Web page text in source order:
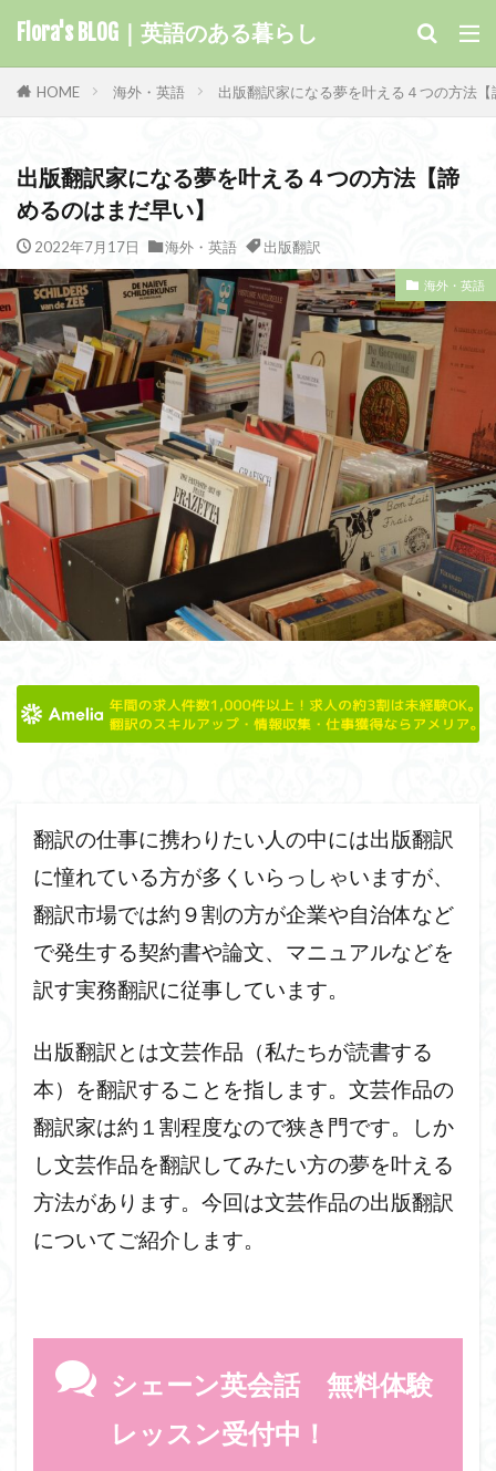
Flora's BLOG｜英語のある暮らし
HOME 海外・英語 出版翻訳家になる夢を叶える４つの方法
出版翻訳家になる夢を叶える４つの方法【諦
めるのはまだ早い】
2022年7月17日 海外・英語 出版翻訳
海外・英語
翻訳の仕事に携わりたい人の中には出版翻訳
に憧れている方が多くいらっしゃいますが、
翻訳市場では約９割の方が企業や自治体など
で発生する契約書や論文、マニュアルなどを
訳す実務翻訳に従事しています。
出版翻訳とは文芸作品（私たちが読書する
本）を翻訳することを指します。文芸作品の
翻訳家は約１割程度なので狭き門です。しか
し文芸作品を翻訳してみたい方の夢を叶える
方法があります。今回は文芸作品の出版翻訳
についてご紹介します。
シェーン英会話 無料体験
レッスン受付中！
カテゴリー
タグ
Kindle 学習 洋楽 歴史
映像翻訳
日英翻訳 旅の仲間 文豪
教材
嵐が丘
小説 子ども
王の帰還
外資系企業
名言 医薬翻訳
力の指輪
初心者
出版翻訳 出版 使い方
会計用語
仕事
湖水地方 留学
ロードオブザリング
見どころ
魔法 音読 音楽
錬金術
通信講座 謎解き 語彙
解説
観光
英語学習 発音 英語力
英語
英文学
英会話 聖書
翻訳家
簿記 秘密の部屋
二つの塔
ロンドン
あらすじ
イギリス英語とアメリカ英語
クイーンズイングリッシュ
カーディフ
エディンバラ
ウェストミンスター寺院
イギリス英語で会話したい
シャーロック・ホームズ
イギリス英語
イギリス旅行
アーニック城
アーサー王伝説
アルク アメリア
アマゾン
アプリ
なるには おすすめ
シェイクスピア
ジェーン・エア
ロケ地
バンバラ城
リンカーン大聖堂
リスニング
ラスト・キングダム
ライティング
プライドと偏見
ピーターラビット
ピークディストリクト
ハリーポッター
ジェーン・オースティン
ノートルダム大聖堂
ニュース
ドラマ ドイツ
トールキン
ダヴィンチコード
ダラム大聖堂